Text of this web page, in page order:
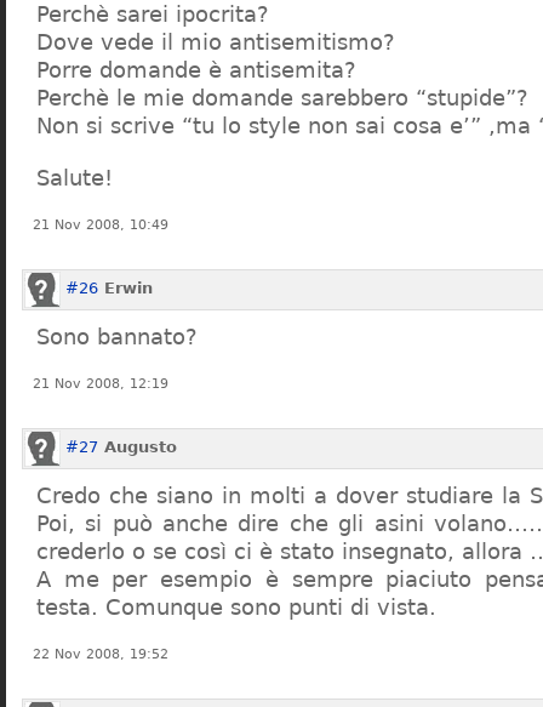
Perchè sarei ipocrita?
Dove vede il mio antisemitismo?
Porre domande è antisemita?
Perchè le mie domande sarebbero “stupide”?
Non si scrive “tu lo style non sai cosa e’” ,ma
Salute!
21 Nov 2008, 10:49
#26 Erwin
Sono bannato?
21 Nov 2008, 12:19
#27 Augusto
Credo che siano in molti a dover studiare la
Poi, si può anche dire che gli asini
crederlo o se così ci è stato insegnato,
A me per esempio è sempre piaciuto
testa. Comunque sono punti di vista.
22 Nov 2008, 19:52